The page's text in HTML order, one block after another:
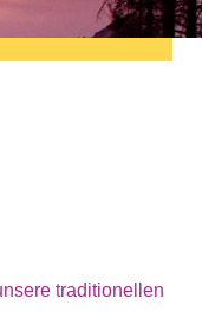
traditionellen